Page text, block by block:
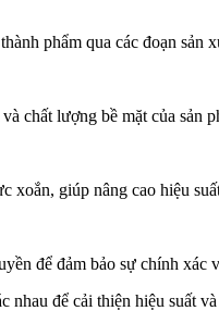
phẩm qua các đoạn sản
chất lượng bề mặt của sản
xoắn, giúp nâng cao hiệu
để đảm bảo sự chính xác
để cải thiện hiệu suất